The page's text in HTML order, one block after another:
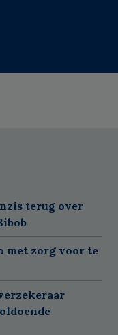
terug over
met zorg voor te